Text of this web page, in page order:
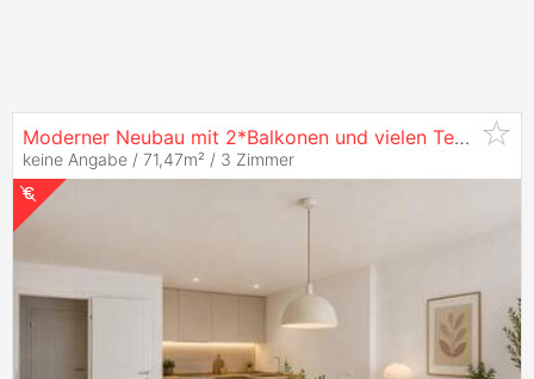
Moderner Neubau mit 2*Balkonen und vielen Technischen Raffinessen in U-Bahn nähe
keine Angabe / 71,47m² / 3 Zimmer